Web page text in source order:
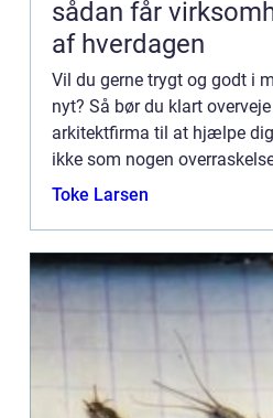
sådan får
af hverdagen
Vil du gerne trygt og godt i
nyt? Så bør du klart
arkitektfirma til at hjælpe
ikke som nogen
helt rette til at lave
Toke Larsen